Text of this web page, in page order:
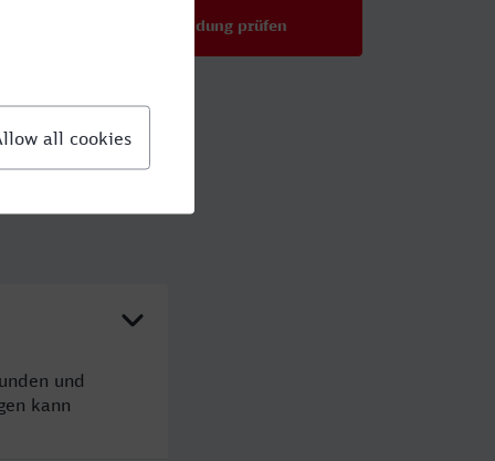
Verbindung prüfen
und
kann